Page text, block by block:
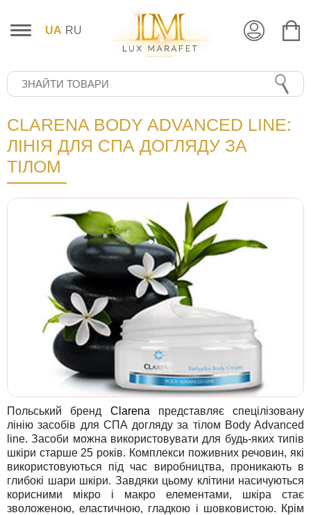
UA RU
CLARENA BODY ADVANCED LINE:
ЛІНІЯ ДЛЯ СПА ДОГЛЯДУ ЗА
ТІЛОМ
Польський бренд Clarena представляє спецілізовану
лінію засобів для СПА догляду за тілом Body Advanced
line. Засоби можна використовувати для будь-яких типів
шкіри старше 25 років. Комплекси поживних речовин, які
використовуються під час виробництва, проникають в
глибокі шари шкіри. Завдяки цьому клітини насичуються
корисними мікро і макро елементами, шкіра стає
зволоженою, еластичною, гладкою і шовковистою. Крім